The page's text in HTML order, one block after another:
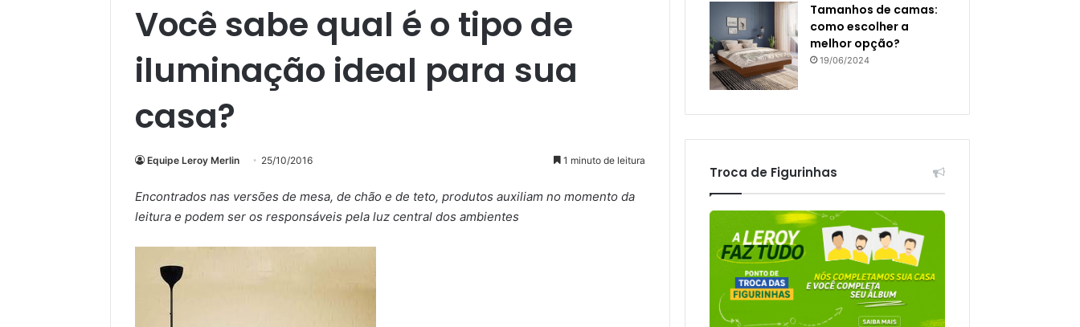
Você sabe qual é o tipo de
iluminação ideal para sua
casa?
Equipe Leroy Merlin 25/10/2016 1 minuto de leitura
Encontrados nas versões de mesa, de chão e de teto, produtos auxiliam no momento da
leitura e podem ser os responsáveis pela luz central dos ambientes
Tamanhos de camas:
como escolher a
melhor opção?
19/06/2024
Troca de Figurinhas